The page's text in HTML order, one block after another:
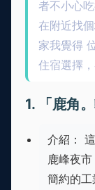
者不小心
在附近找
家我覺得
住宿選擇
1. 「鹿角
介紹：
鹿峰夜
簡約的